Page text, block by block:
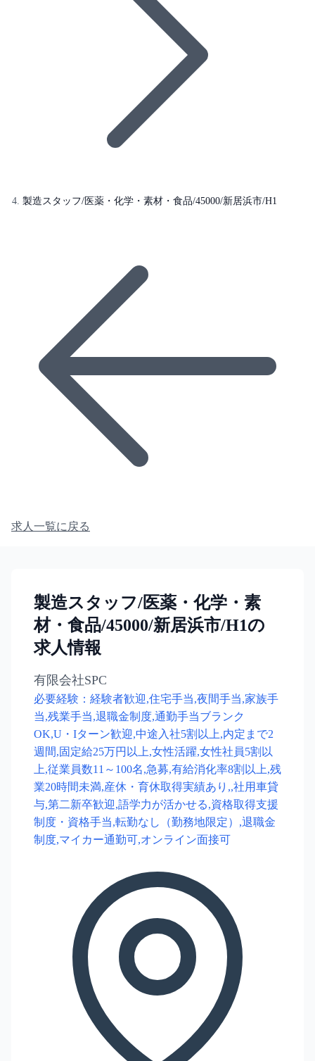
製造スタッフ/医薬・化学・素材・食品/45000/新居浜市/H1
求人一覧に戻る
製造スタッフ/医薬・化学・素
材・食品/45000/新居浜市/H1の
求人情報
有限会社SPC
必要経験：経験者歓迎,住宅手当,夜間手当,家族手
当,残業手当,退職金制度,通勤手当ブランク
OK,U・Iターン歓迎,中途入社5割以上,内定まで2
週間,固定給25万円以上,女性活躍,女性社員5割以
上,従業員数11～100名,急募,有給消化率8割以上,残
業20時間未満,産休・育休取得実績あり,,社用車貸
与,第二新卒歓迎,語学力が活かせる,資格取得支援
制度・資格手当,転勤なし（勤務地限定）,退職金
制度,マイカー通勤可,オンライン面接可